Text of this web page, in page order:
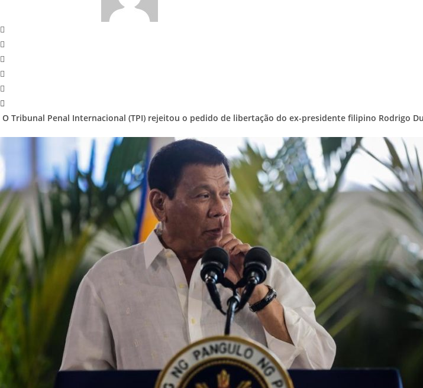
O Tribunal Penal Internacional (TPI) rejeitou o pedido de libertação do ex-presidente filipino Rodrigo